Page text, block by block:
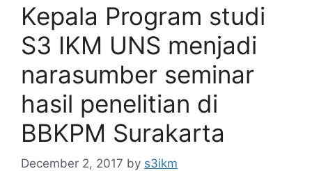
Kepala Program studi
S3 IKM UNS menjadi
narasumber seminar
hasil penelitian di
BBKPM Surakarta
December 2, 2017 by s3ikm